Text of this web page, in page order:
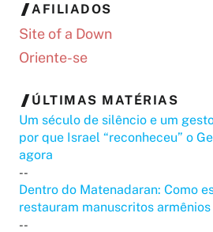
AFILIADOS
Site of a Down
Oriente-se
ÚLTIMAS MATÉRIAS
Um século de silêncio e um
por que Israel “reconheceu” o
agora
--
Dentro do Matenadaran: Como
restauram manuscritos
--